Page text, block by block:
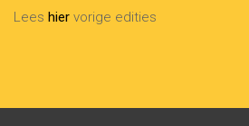
Lees hier vorige edities